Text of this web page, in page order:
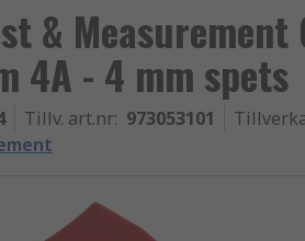
&
4A - 4 mm spets
Tillv. art.nr: 973053101